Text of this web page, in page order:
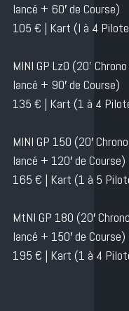
lancé + 60′ de Course)
105 € | Kart (l à 4
MlNl GP LzO (2O’
lancé + 90′ de Course)
135 € | Kart (1 à 4
MlNl GP 150 (20′
lancé + 120′ de Course)
165 € | Kart (1 à 5
MtNl GP 180 (20′
lancé + 150′ de Course)
195 € | Kart (1 à 4